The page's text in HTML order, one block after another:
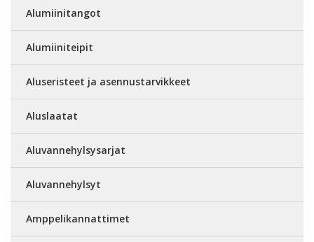
Alumiinitangot
Alumiiniteipit
Aluseristeet ja asennustarvikkeet
Aluslaatat
Aluvannehylsysarjat
Aluvannehylsyt
Amppelikannattimet